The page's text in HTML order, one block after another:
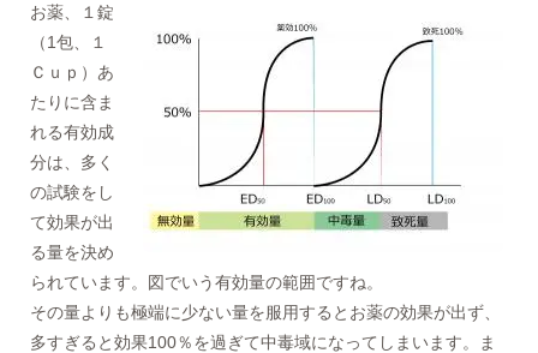
お薬、１錠
（1包、１
Ｃｕｐ）あ
たりに含ま
れる有効成
分は、多く
の試験をし
て効果が出
る量を決め
られています。図でいう有効量の範囲ですね。
その量よりも極端に少ない量を服用するとお薬の効果が出ず、
多すぎると効果100％を過ぎて中毒域になってしまいます。ま